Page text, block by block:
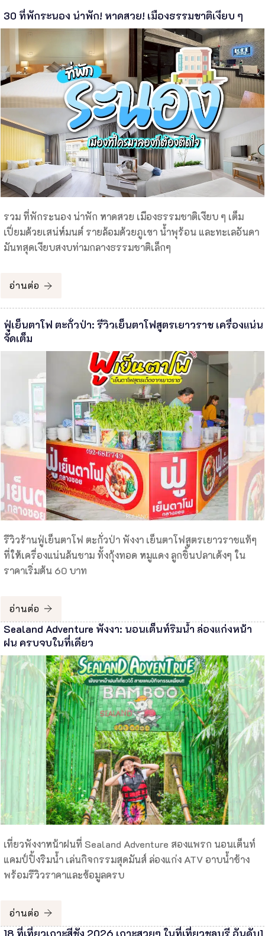
30 ที่พักระนอง น่าพัก! หาดสวย! เมืองธรรมชาติเงียบ ๆ
รวม ที่พักระนอง น่าพัก หาดสวย เมืองธรรมชาติเงียบ ๆ เต็ม
เปี่ยมด้วยเสน่ห์มนต์ รายล้อมด้วยภูเขา น้ำพุร้อน และทะเลอันดา
มันทสุดเงียบสงบท่ามกลางธรรมชาติเล็กๆ
อ่านต่อ
ฟู่เย็นตาโฟ ตะกั่วป่า: รีวิวเย็นตาโฟสูตรเยาวราช เครื่องแน่น
จัดเต็ม
รีวิวร้านฟู่เย็นตาโฟ ตะกั่วป่า พังงา เย็นตาโฟสูตรเยาวราชแท้ๆ
ที่ให้เครื่องแน่นล้นชาม ทั้งกุ้งทอด หมูแดง ลูกชิ้นปลาเด้งๆ ใน
ราคาเริ่มต้น 60 บาท
อ่านต่อ
Sealand Adventure พังงา: นอนเต็นท์ริมน้ำ ล่องแก่งหน้า
ฝน ครบจบในที่เดียว
เที่ยวพังงาหน้าฝนที่ Sealand Adventure สองแพรก นอนเต็นท์
แคมป์ปิ้งริมน้ำ เล่นกิจกรรมสุดมันส์ ล่องแก่ง ATV อาบน้ำช้าง
พร้อมรีวิวราคาและข้อมูลครบ
อ่านต่อ
18 ที่เที่ยวเกาะสีชัง 2026 เกาะสวยๆ ในที่เที่ยวชลบุรี อันดับ1